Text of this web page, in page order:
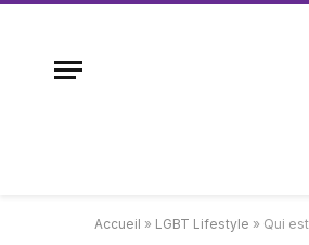
Accueil » LGBT Lifestyle » Qui